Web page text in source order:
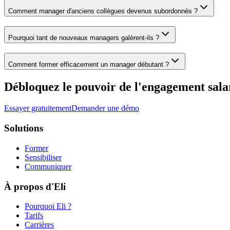
Comment manager d'anciens collègues devenus subordonnés ?
Pourquoi tant de nouveaux managers galèrent-ils ?
Comment former efficacement un manager débutant ?
Débloquez le pouvoir de l'engagement
Essayer gratuitementDemander une démo
Solutions
Former
Sensibiliser
Communiquer
À propos d'Eli
Pourquoi Eli ?
Tarifs
Carrières